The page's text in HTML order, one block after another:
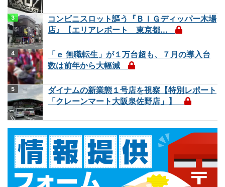
コンビニスロット謳う『ＢＩＧディッパー木場
店』【エリアレポート 東京都...
「ｅ 無職転生」が１万台超も、７月の導入台
数は前年から大幅減
ダイナムの新業態１号店を視察【特別レポート
「クレーンマート大阪泉佐野店」】